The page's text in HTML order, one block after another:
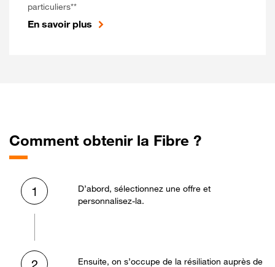
particuliers**
En savoir plus
Comment obtenir la Fibre ?
1
D’abord, sélectionnez une offre et
personnalisez-la.
Ensuite, on s’occupe de la résiliation auprès de